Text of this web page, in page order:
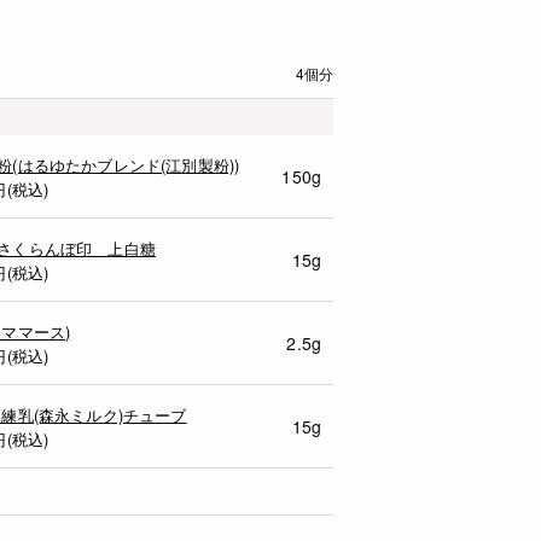
4個分
(はるゆたかブレンド(江別製粉))
(税込)
150g
くらんぼ印 上白糖
(税込)
15g
マース)
(税込)
2.5g
乳(森永ミルク)チューブ
(税込)
15g